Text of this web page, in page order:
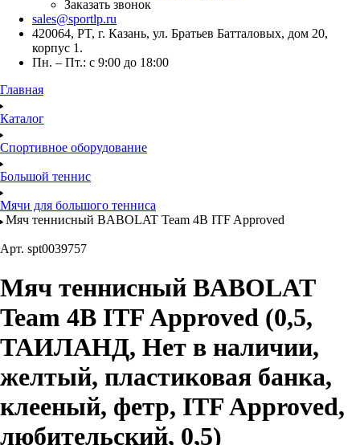
Заказать звонок
sales@sportlp.ru
420064, PT, г. Казань, ул. Братьев Батталовых, дом 20,
корпус 1.
Пн. – Пт.: с 9:00 до 18:00
Главная
Каталог
Спортивное оборудование
Большой теннис
Мячи для большого тенниса
Мяч теннисный BABOLAT Team 4B ITF Approved
Арт. spt0039757
Мяч теннисный BABOLAT
Team 4B ITF Approved (0,5,
ТАИЛАНД, Нет в наличии,
желтый, пластиковая банка,
клееный, фетр, ITF Approved,
любительский, 0,5)